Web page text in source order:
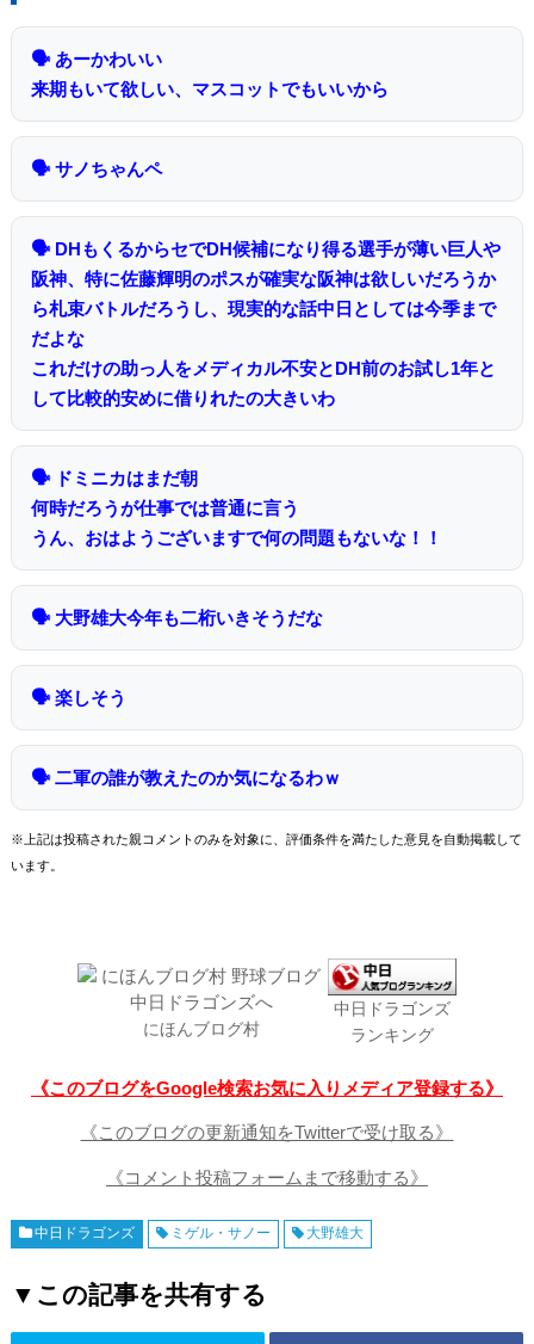
🗣 あーかわいい
来期もいて欲しい、マスコットでもいいから
🗣 サノちゃんペ
🗣 DHもくるからセでDH候補になり得る選手が薄い巨人や
阪神、特に佐藤輝明のポスが確実な阪神は欲しいだろうか
ら札束バトルだろうし、現実的な話中日としては今季まで
だよな
これだけの助っ人をメディカル不安とDH前のお試し1年と
して比較的安めに借りれたの大きいわ
🗣 ドミニカはまだ朝
何時だろうが仕事では普通に言う
うん、おはようございますで何の問題もないな！！
🗣 大野雄大今年も二桁いきそうだな
🗣 楽しそう
🗣 二軍の誰が教えたのか気になるわｗ
※上記は投稿された親コメントのみを対象に、評価条件を満たした意見を自動掲載して
います。
にほんブログ村
中日ドラゴンズ
ランキング
《このブログをGoogle検索お気に入りメディア登録する》
《このブログの更新通知をTwitterで受け取る》
《コメント投稿フォームまで移動する》
中日ドラゴンズ ミゲル・サノー 大野雄大
▼この記事を共有する